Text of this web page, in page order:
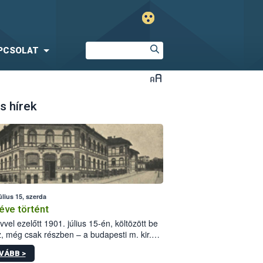
hírek
15, szerda
történt
ezelőtt 1901. július 15-én, költözött be
még csak részben – a budapesti m. kir.
állomás a Kis Rókus utca
alatti, Czigler Győző által tervezett új
>